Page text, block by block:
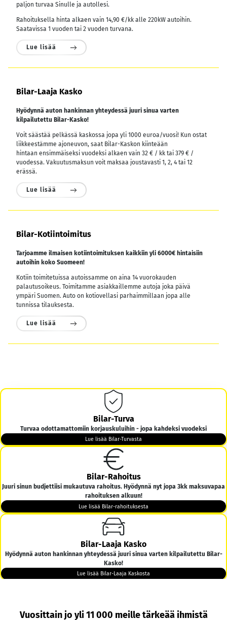
paljon turvaa Sinulle ja autollesi.
Rahoituksella hinta alkaen vain 14,90 €/kk alle 220kW autoihin.
Saatavissa 1 vuoden tai 2 vuoden turvana.
Lue lisää
Bilar-Laaja Kasko
Hyödynnä auton hankinnan yhteydessä juuri sinua varten
kilpailutettu Bilar-Kasko!
Voit säästää pelkässä kaskossa jopa yli 1000 euroa/vuosi! Kun ostat
liikkeestämme ajoneuvon, saat Bilar-Kaskon kiinteään
hintaan ensimmäiseksi vuodeksi alkaen vain 32 € / kk tai 379 € /
vuodessa. Vakuutusmaksun voit maksaa joustavasti 1, 2, 4 tai 12
erässä.
Lue lisää
Bilar-Kotiintoimitus
Tarjoamme ilmaisen kotiintoimituksen kaikkiin yli 6000€ hintaisiin
autoihin koko Suomeen!
Kotiin toimitetuissa autoissamme on aina 14 vuorokauden
palautusoikeus. Toimitamme asiakkaillemme autoja joka päivä
ympäri Suomen. Auto on kotiovellasi parhaimmillaan jopa alle
tunnissa tilauksesta.
Lue lisää
Bilar-Turva
Turvaa odottamattomiin korjauskuluihin - jopa kahdeksi vuodeksi
Lue lisää Bilar-Turvasta
Bilar-Rahoitus
Juuri sinun budjettiisi mukautuva rahoitus. Hyödynnä nyt jopa 3kk maksuvapaa
rahoituksen alkuun!
Lue lisää Bilar-rahoituksesta
Bilar-Laaja Kasko
Hyödynnä auton hankinnan yhteydessä juuri sinua varten kilpailutettu Bilar-
Kasko!
Lue lisää Bilar-Laaja Kaskosta
Bilar-Kotiintoimitus
Vuosittain jo yli 11 000 meille tärkeää ihmistä